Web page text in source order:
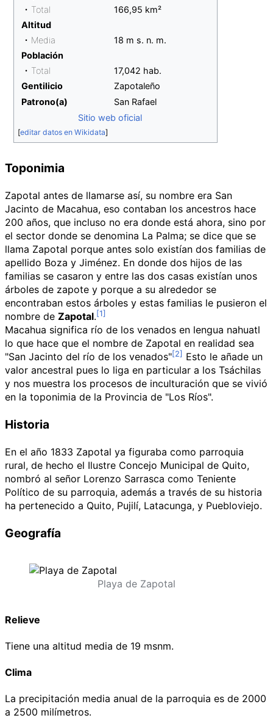
• Total
166,95 km²
Altitud
• Media
18 m s. n. m.
Población
• Total
17,042 hab.
Gentilicio
Zapotaleño
Patrono(a)
San Rafael
Sitio web oficial
[editar datos en Wikidata]
Toponimia
Zapotal antes de llamarse así, su nombre era San
Jacinto de Macahua, eso contaban los ancestros hace
200 años, que incluso no era donde está ahora, sino por
el sector donde se denomina La Palma; se dice que se
llama Zapotal porque antes solo existían dos familias de
apellido Boza y Jiménez. En donde dos hijos de las
familias se casaron y entre las dos casas existían unos
árboles de zapote y porque a su alrededor se
encontraban estos árboles y estas familias le pusieron el
nombre de Zapotal.
Macahua significa río de los venados en lengua nahuatl
lo que hace que el nombre de Zapotal en realidad sea
"San Jacinto del río de los venados"
Esto le añade un
valor ancestral pues lo liga en particular a los Tsáchilas
y nos muestra los procesos de inculturación que se vivió
en la toponimia de la Provincia de "Los Ríos".
Historia
En el año 1833 Zapotal ya figuraba como parroquia
rural, de hecho el Ilustre Concejo Municipal de Quito,
nombró al señor Lorenzo Sarrasca como Teniente
Político de su parroquia, además a través de su historia
ha pertenecido a Quito, Pujilí, Latacunga, y Puebloviejo.
Geografía
Playa de Zapotal
Relieve
Tiene una altitud media de 19 msnm.
Clima
La precipitación media anual de la parroquia es de 2000
a 2500 milímetros.